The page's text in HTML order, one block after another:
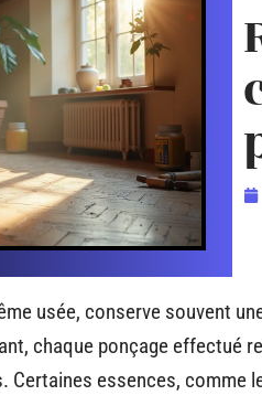
usée, conserve souvent
chaque ponçage effectué
Certaines essences, comme